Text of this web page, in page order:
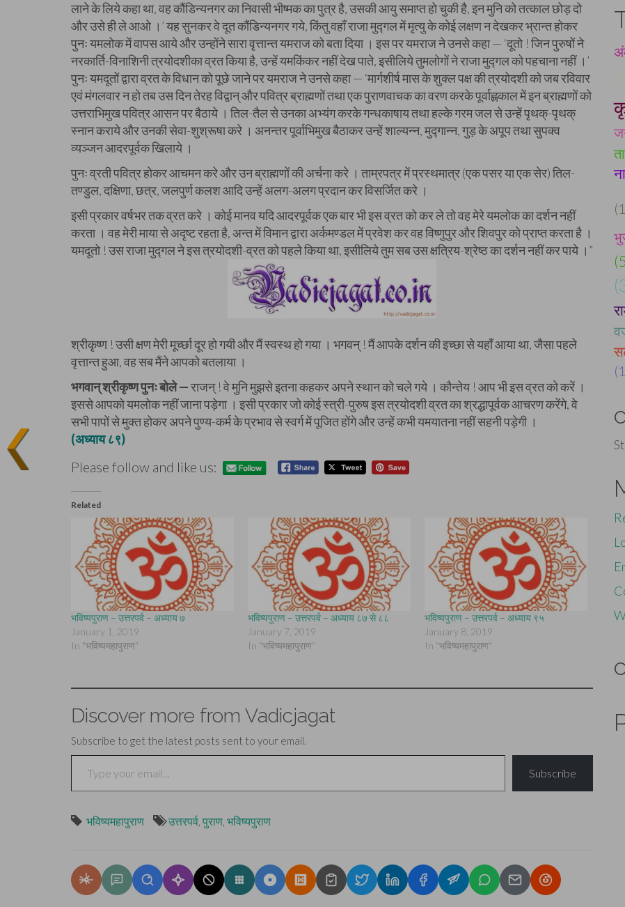
लाने के लिये कहा था, वह कौंडिन्यनगर का निवासी भीष्मक का पुत्र है, उसकी आयु समाप्त हो चुकी है, इन मुनि को तत्काल छोड़ दो
और उसे ही ले आओ ।’ यह सुनकर वे दूत कौंडिन्यनगर गये, किंतु वहाँ राजा मुद्गल में मृत्यु के कोई लक्षण न देखकर भ्रान्त होकर
पुनः यमलोक में वापस आये और उन्होंने सारा वृत्तान्त यमराज को बता दिया । इस पर यमराज ने उनसे कहा — ‘दूतो ! जिन पुरुषों ने
नरकार्ति-विनाशिनी त्रयोदशीका व्रत किया है, उन्हें यमकिंकर नहीं देख पाते, इसीलिये तुमलोगों ने राजा मुद्गल को पहचाना नहीं ।’
पुनः यमदूतों द्वारा व्रत के विधान को पूछे जाने पर यमराज ने उनसे कहा — ‘मार्गशीर्ष मास के शुक्ल पक्ष की त्रयोदशी को जब रविवार
एवं मंगलवार न हो तब उस दिन तेरह विद्वान् और पवित्र ब्राह्मणों तथा एक पुराणवाचक का वरण करके पूर्वाह्णकाल में इन ब्राह्मणों को
उत्तराभिमुख पवित्र आसन पर बैठाये । तिल-तैल से उनका अभ्यंग करके गन्धकाषाय तथा हल्के गरम जल से उन्हें पृथक्-पृथक्
स्नान कराये और उनकी सेवा-शुश्रूषा करे । अनन्तर पूर्वाभिमुख बैठाकर उन्हें शाल्यन्न, मुद्गान्न, गुड़ के अपूप तथा सुपक्व
व्यञ्जन आदरपूर्वक खिलाये ।
पुनः व्रती पवित्र होकर आचमन करे और उन ब्राह्मणों की अर्चना करे । ताम्रपत्र में प्रस्थमात्र (एक पसर या एक सेर) तिल-
तण्डुल, दक्षिणा, छत्र, जलपुर्ण कलश आदि उन्हें अलग-अलग प्रदान कर विसर्जित करे ।
इसी प्रकार वर्षभर तक व्रत करे । कोई मानव यदि आदरपूर्वक एक बार भी इस व्रत को कर ले तो वह मेरे यमलोक का दर्शन नहीं
करता । वह मेरी माया से अदृष्ट रहता है, अन्त में विमान द्वारा अर्कमण्डल में प्रवेश कर वह विष्णुपुर और शिवपुर को प्राप्त करता है ।
यमदूतो ! उस राजा मुद्गल ने इस त्रयोदशी-व्रत को पहले किया था, इसीलिये तुम सब उस क्षत्रिय-श्रेष्ठ का दर्शन नहीं कर पाये ।”
श्रीकृष्ण ! उसी क्षण मेरी मूर्च्छा दूर हो गयी और मैं स्वस्थ हो गया । भगवन् ! मैं आपके दर्शन की इच्छा से यहाँ आया था, जैसा पहले
वृत्तान्त हुआ, वह सब मैंने आपको बतलाया ।
भगवान् श्रीकृष्ण पुनः बोले —राजन् ! वे मुनि मुझसे इतना कहकर अपने स्थान को चले गये । कौन्तेय ! आप भी इस व्रत को करें ।
इससे आपको यमलोक नहीं जाना पड़ेगा । इसी प्रकार जो कोई स्त्री-पुरुष इस त्रयोदशी व्रत का श्रद्धापूर्वक आचरण करेंगे, वे
सभी पापों से मुक्त होकर अपने पुण्य-कर्म के प्रभाव से स्वर्ग में पूजित होंगे और उन्हें कभी यमयातना नहीं सहनी पड़ेगी ।
(अध्याय ८९)
Please follow and like us:
Related
भविष्यपुराण – उत्तरपर्व – अध्याय ७
January 1, 2019
In "भविष्यमहापुराण"
भविष्यपुराण – उत्तरपर्व – अध्याय ८७ से ८८
January 7, 2019
In "भविष्यमहापुराण"
भविष्यपुराण – उत्तरपर्व – अध्याय ९५
January 8, 2019
In "भविष्यमहापुराण"
Discover more from Vadicjagat
Subscribe to get the latest posts sent to your email.
Type your email…
Subscribe
भविष्यमहापुराण उत्तरपर्व पुराण भविष्यपुराण